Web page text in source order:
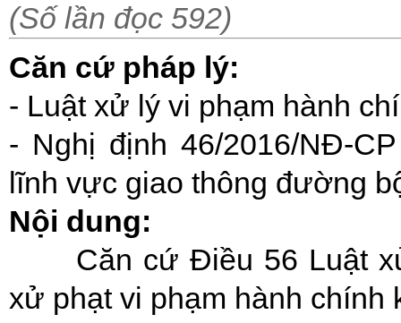
(Số lần đọc 592)
Căn cứ pháp lý:
- Luật xử lý vi phạm hành
- Nghị định 46/2016/NĐ-
lĩnh vực giao thông đường
Nội dung:
Căn cứ Điều 56 Luật
xử phạt vi phạm hành chính